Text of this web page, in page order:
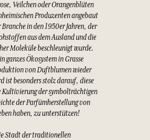
Veilchen oder Orangenblüten
Produzenten angebaut
Branche in den 1950er Jahren, der
aus dem Ausland und die
Moleküle beschleunigt wurde.
ganzes Ökosystem in Grasse
von Duftblumen wieder
ist besonders stolz darauf, diese
Kultivierung der symbolträchtigen
der Parfümherstellung von
haben, zu unterstützen!
Stadt der traditionellen